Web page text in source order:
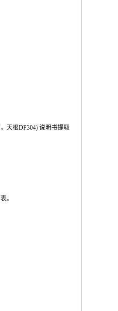
天根DP304) 说明书提取
表。